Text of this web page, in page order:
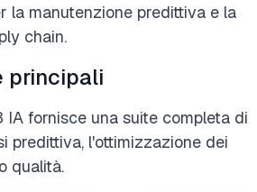
la manutenzione predittiva e la
chain.
principali
IA fornisce una suite completa di
predittiva, l'ottimizzazione dei
qualità.